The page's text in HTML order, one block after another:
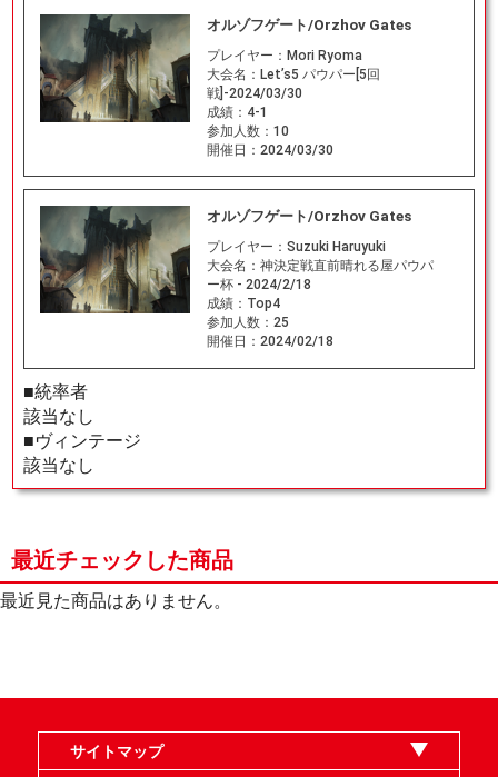
オルゾフゲート/Orzhov Gates
プレイヤー： Mori Ryoma
大会名： Let’s5 パウパー[5回
戦]-2024/03/30
成績： 4-1
参加人数： 10
開催日： 2024/03/30
オルゾフゲート/Orzhov Gates
プレイヤー： Suzuki Haruyuki
大会名： 神決定戦直前晴れる屋パウパ
ー杯 - 2024/2/18
成績： Top4
参加人数： 25
開催日： 2024/02/18
■統率者
該当なし
■ヴィンテージ
該当なし
最近チェックした商品
最近見た商品はありません。
サイトマップ